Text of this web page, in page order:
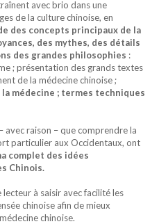
avec brio dans une
de la culture chinoise, en
des concepts principaux de la
des mythes, des détails
des grandes philosophies :
; présentation des grands textes
de la médecine chinoise ;
médecine ; termes techniques
avec raison – que comprendre la
particulier aux Occidentaux, ont
complet des idées
Chinois.
lecteur à saisir avec facilité les
chinoise afin de mieux
chinoise.